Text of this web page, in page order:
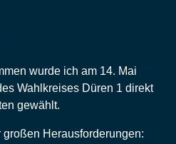
wurde ich am 14. Mai
Wahlkreises Düren 1 direkt
gewählt.
Herausforderungen: